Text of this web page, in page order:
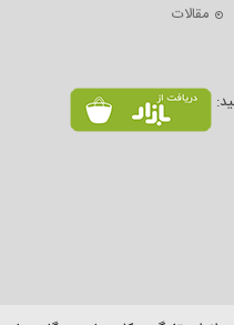
مقالات